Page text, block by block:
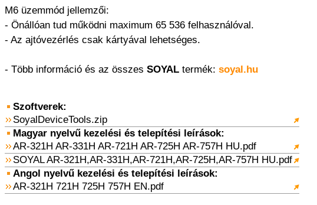
M6 üzemmód jellemzői:
- Önállóan tud működni maximum 65 536 felhasználóval.
- Az ajtóvezérlés csak kártyával lehetséges.
- Több információ és az összes SOYAL termék: soyal.hu
Szoftverek:
SoyalDeviceTools.zip
Magyar nyelvű kezelési és telepítési leírások:
AR-321H AR-331H AR-721H AR-725H AR-757H HU.pdf
SOYAL AR-321H,AR-331H,AR-721H,AR-725H,AR-757H HU.pdf
Angol nyelvű kezelési és telepítési leírások:
AR-321H 721H 725H 757H EN.pdf